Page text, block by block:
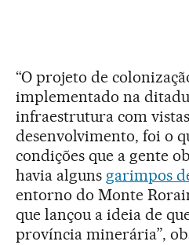
“O projeto de
implementado na
infraestrutura com
desenvolvimento, foi o
condições que a gente
havia alguns garimpos
entorno do Monte
que lançou a ideia de
província minerária”,